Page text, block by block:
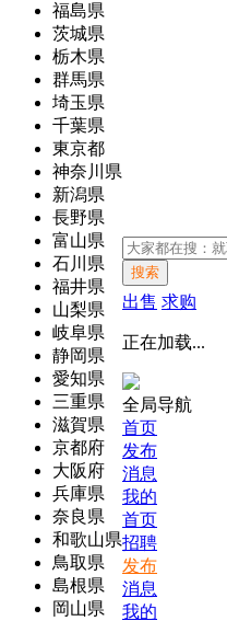
福島県
茨城県
栃木県
群馬県
埼玉県
千葉県
東京都
神奈川県
新潟県
長野県
富山県
石川県
福井県
山梨県
岐阜県
静岡県
愛知県
三重県
滋賀県
京都府
大阪府
兵庫県
奈良県
和歌山県
鳥取県
島根県
岡山県
搜索
出售 求购
正在加载...
全局导航
首页
发布
消息
我的
首页
招聘
发布
消息
我的